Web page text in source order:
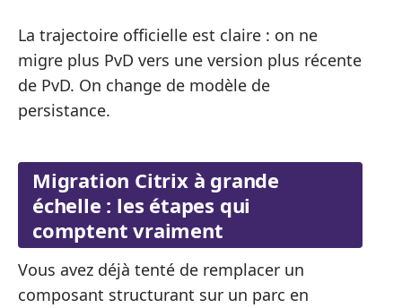
La trajectoire officielle est claire : on ne
migre plus PvD vers une version plus récente
de PvD. On change de modèle de
persistance.
Migration Citrix à grande
échelle : les étapes qui
comptent vraiment
Vous avez déjà tenté de remplacer un
composant structurant sur un parc en